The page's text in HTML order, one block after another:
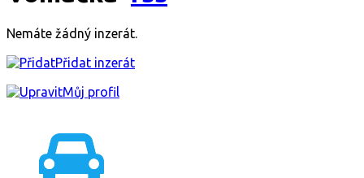
Nemáte žádný inzerát.
Přidat inzerát
Můj profil